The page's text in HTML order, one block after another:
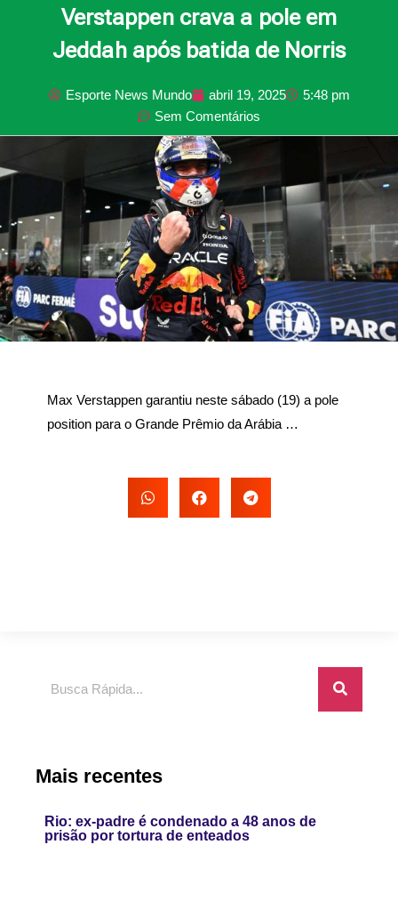
Verstappen crava a pole em
Jeddah após batida de Norris
Esporte News Mundo abril 19, 2025
5:48 pm
Sem Comentários
PUBLICIDADE
Max Verstappen garantiu neste sábado (19) a pole
position para o Grande Prêmio da Arábia …
Mais recentes
Rio: ex-padre é condenado a 48 anos de
prisão por tortura de enteados